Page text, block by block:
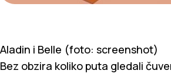
Aladin i Belle (foto: screenshot)
Bez obzira koliko puta gledali